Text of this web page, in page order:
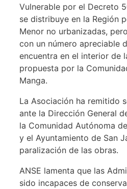
Vulnerable por el Decreto
se distribuye en la Región
Menor no urbanizadas,
con un número apreciable
encuentra en el interior de
propuesta por la
Manga.
La Asociación ha remitido
ante la Dirección General
la Comunidad Autónoma
y el Ayuntamiento de San
paralización de las obras.
ANSE lamenta que las
sido incapaces de